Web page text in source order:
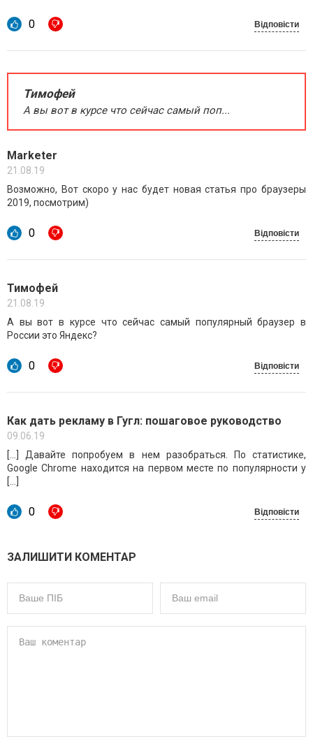
0 Відповісти
Тимофей
А вы вот в курсе что сейчас самый поп...
Marketer
21.08.19
Возможно, Вот скоро у нас будет новая статья про браузеры
2019, посмотрим)
0 Відповісти
Тимофей
21.08.19
А вы вот в курсе что сейчас самый популярный браузер в
России это Яндекс?
0 Відповісти
Как дать рекламу в Гугл: пошаговое руководство
09.06.19
[…] Давайте попробуем в нем разобраться. По статистике,
Google Chrome находится на первом месте по популярности у
[…]
0 Відповісти
ЗАЛИШИТИ КОМЕНТАР